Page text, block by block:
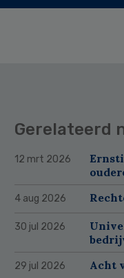
Gerelateerd
12 mrt 2026
4 aug 2026
30 jul 2026
29 jul 2026 Acht